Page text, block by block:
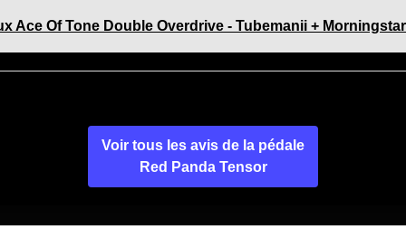
Ace Of Tone Double Overdrive - Tubemanii +
Voir tous les avis de la pédale
Red Panda Tensor